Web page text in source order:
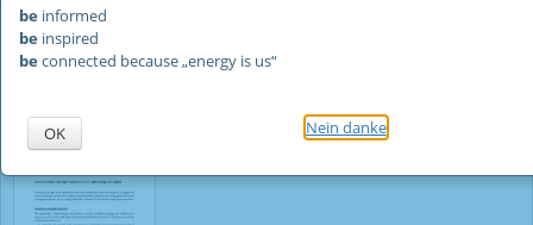
be informed
be inspired
be connected because „energy is us“
OK Nein danke
(1.390.769 bytes)
Beschreibung
brief ... kurz und bündig …